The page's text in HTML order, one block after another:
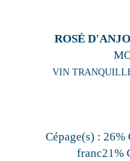
ROSÉ
VIN
Cépage(s) : 26%
franc21%